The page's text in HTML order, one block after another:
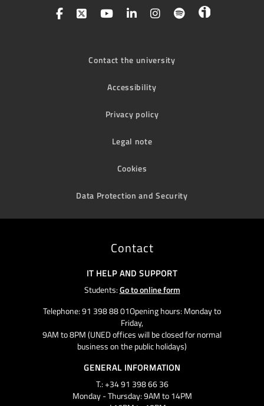
Contact the university
Accessibility
Privacy policy
Legal note
Cookies
Data Protection and Security
Contact
IT HELP AND SUPPORT
Students:Go to online form
Telephone: 91 398 88 01Opening hours: Monday to
Friday,
9AM to 8PM (UNED offices will be closed for normal
business on the public holidays)
GENERAL INFORMATION
T.: +34 91 398 66 36
Monday - Thursday: 9AM to 14PM